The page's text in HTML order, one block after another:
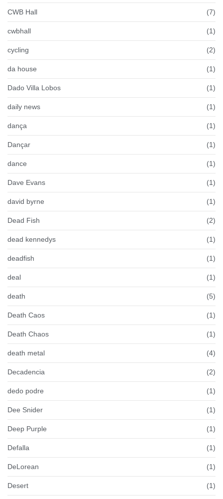
CWB Hall (7)
cwbhall (1)
cycling (2)
da house (1)
Dado Villa Lobos (1)
daily news (1)
dança (1)
Dançar (1)
dance (1)
Dave Evans (1)
david byrne (1)
Dead Fish (2)
dead kennedys (1)
deadfish (1)
deal (1)
death (5)
Death Caos (1)
Death Chaos (1)
death metal (4)
Decadencia (2)
dedo podre (1)
Dee Snider (1)
Deep Purple (1)
Defalla (1)
DeLorean (1)
Desert (1)